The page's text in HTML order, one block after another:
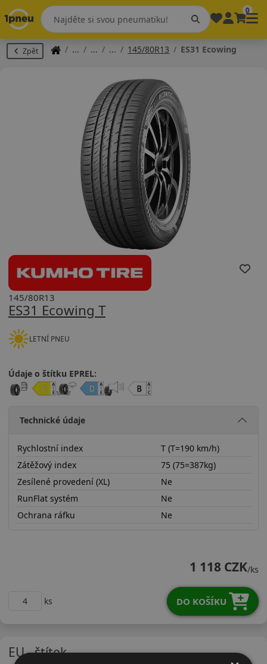
0
Zpět 145/80R13 ES31 Ecowing
ES31 Ecowing T
145/80R13
LETNÍ PNEU
Údaje o štítku EPREL:
Technické údaje
Rychlostní index
T (T=190 km/h)
Zátěžový index
75 (75=387kg)
Zesílené provedení (XL)
Ne
RunFlat systém
Ne
Ochrana ráfku
Ne
1 118 CZK/ks
ks DO KOŠÍKU
EU - štítek